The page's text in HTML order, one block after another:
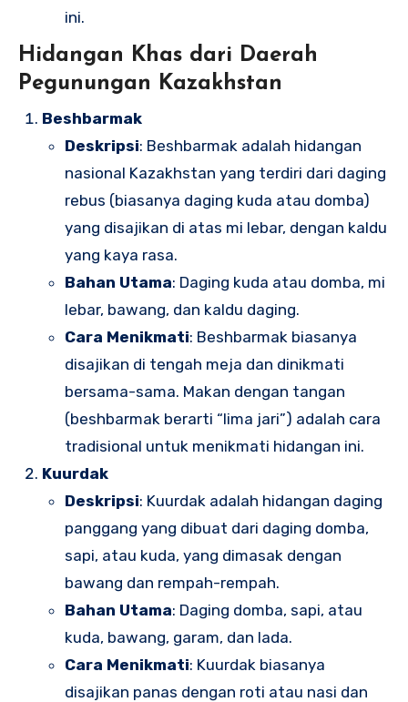
ini.
Hidangan Khas dari Daerah
Pegunungan Kazakhstan
Beshbarmak
Deskripsi: Beshbarmak adalah hidangan
nasional Kazakhstan yang terdiri dari daging
rebus (biasanya daging kuda atau domba)
yang disajikan di atas mi lebar, dengan kaldu
yang kaya rasa.
Bahan Utama: Daging kuda atau domba, mi
lebar, bawang, dan kaldu daging.
Cara Menikmati: Beshbarmak biasanya
disajikan di tengah meja dan dinikmati
bersama-sama. Makan dengan tangan
(beshbarmak berarti “lima jari”) adalah cara
tradisional untuk menikmati hidangan ini.
Kuurdak
Deskripsi: Kuurdak adalah hidangan daging
panggang yang dibuat dari daging domba,
sapi, atau kuda, yang dimasak dengan
bawang dan rempah-rempah.
Bahan Utama: Daging domba, sapi, atau
kuda, bawang, garam, dan lada.
Cara Menikmati: Kuurdak biasanya
disajikan panas dengan roti atau nasi dan